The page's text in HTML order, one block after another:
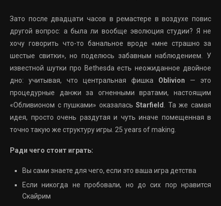
Зато после двадцати часов в ремастере в воздухе повис
другой вопрос: а была ли вообще эволюция студии? Я не
хочу говорить что-то банальное вроде «мне страшно за
шестые свитки», но поделюсь забавным наблюдением. У
известной шутки про Bethesda есть неожиданное двойное
дно: учитывая, что центральная фишка Oblivion — это
процедурные данжи за огненными вратами, настоящим
«Обливионом с пушками» оказаласьStarfield. Та же самая
идея, просто очень раздутая и чуть иначе помещенная в
точно такую же структуру игры. 25 years of making.
Ради чего стоит играть:
Вы сами знаете для чего, если это ваша игра детства
Если никогда не пробовали, но до сих пор нравится
Скайрим